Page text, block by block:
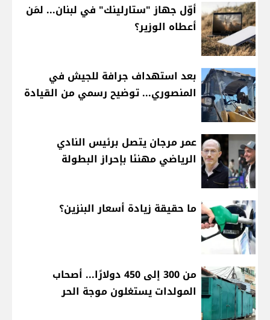
أوّل جهاز "ستارلينك" في لبنان... لمَن
أعطاه الوزير؟
بعد استهداف جرافة للجيش في
المنصوري... توضيح رسمي من القيادة
عمر مرجان يتصل برئيس النادي
الرياضي مهنئا بإحراز البطولة
ما حقيقة زيادة أسعار البنزين؟
من 300 إلى 450 دولارًا... أصحاب
المولدات يستغلون موجة الحر